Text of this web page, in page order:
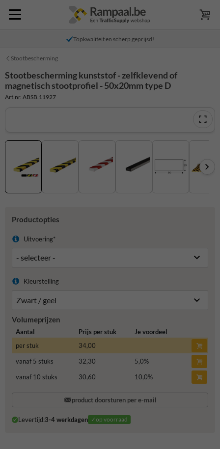
Topkwaliteit en scherp geprijsd!
Stootbescherming
Stootbescherming kunststof - zelfklevend of
magnetisch stootprofiel - 50x20mm type D
Art.nr. ABSB.11927
Productopties
Uitvoering*
Kleurstelling
Volumeprijzen
Aantal Prijs per stuk
Je voordeel
per stuk
34,00
vanaf 5 stuks
32,30 5,0%
vanaf 10 stuks
30,60 10,0%
product doorsturen per e-mail
Levertijd:3-4 werkdagen ✓op voorraad